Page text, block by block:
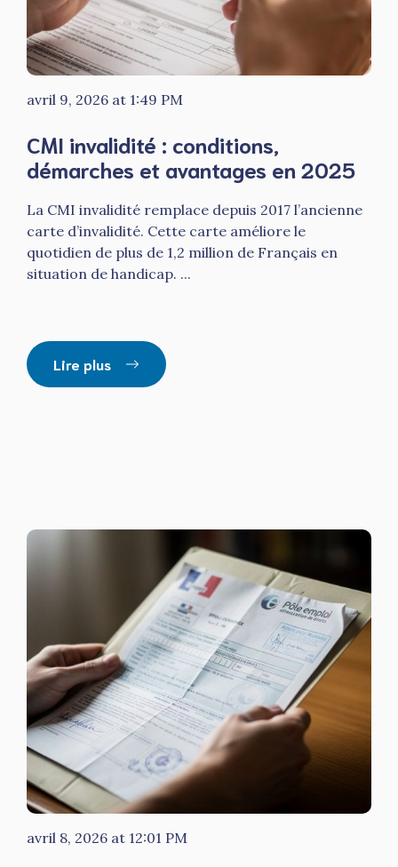
avril 9, 2026 at 1:49 PM
CMI invalidité : conditions,
démarches et avantages en 2025
La CMI invalidité remplace depuis 2017 l’ancienne
carte d’invalidité. Cette carte améliore le
quotidien de plus de 1,2 million de Français en
situation de handicap. ...
Lire plus
avril 8, 2026 at 12:01 PM